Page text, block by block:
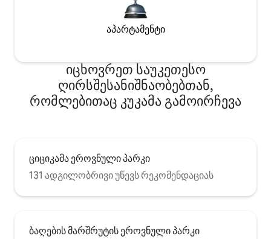
აპარტამენტი
იცხოვრეთ საუკეთესო
ღირსშესანიშნაობებთან,
რომლებითაც კუკამა გამოირჩევა
ციციკამა ეროვნული პარკი
131 ადგილობრივი უწევს რეკომენდაციას
ბაღების მარშრუტის ეროვნული პარკი